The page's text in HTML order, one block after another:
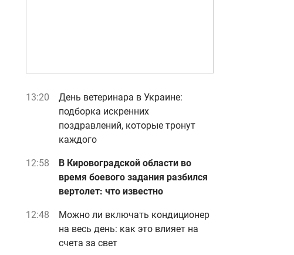
13:20
День ветеринара в Украине:
подборка искренних
поздравлений, которые тронут
каждого
12:58
В Кировоградской области во
время боевого задания разбился
вертолет: что известно
12:48
Можно ли включать кондиционер
на весь день: как это влияет на
счета за свет